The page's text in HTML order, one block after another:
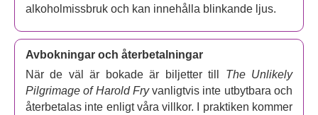
bästsäljande roman, är The Unlikely Pilgrimage of Harold
Fry
en djupt djupgående, upplyftande musikal, samtidigt
tragisk och rolig, full av frågor om mänsklighet, försoning
och andra chanser.Katy Rudd(Balettskor
slutet av gatan) regisserarMark Addy(Full Monty
Riggen,Game of Thrones) som Harold och Jenna
Russell(Sunday in the Park with George,Hello, Dolly
alkoholmissbruk och kan innehålla blinkande ljus.
Avbokningar och återbetalningar
När de väl är bokade är biljetter till The Unlikely
Pilgrimage of Harold Fryvanligtvis inte utbytbara och
återbetalas inte enligt våra villkor. I praktiken kommer